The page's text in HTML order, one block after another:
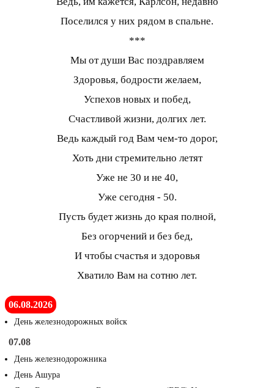
Поселился у них рядом в спальне.
***
Мы от души Вас поздравляем
Здоровья, бодрости желаем,
Успехов новых и побед,
Счастливой жизни, долгих лет.
Ведь каждый год Вам чем-то дорог,
Хоть дни стремительно летят
Уже не 30 и не 40,
Уже сегодня - 50.
Пусть будет жизнь до края полной,
Без огорчений и без бед,
И чтобы счастья и здоровья
Хватило Вам на сотню лет.
06.08.2026
День железнодорожных войск
07.08
День железнодорожника
День Ашура